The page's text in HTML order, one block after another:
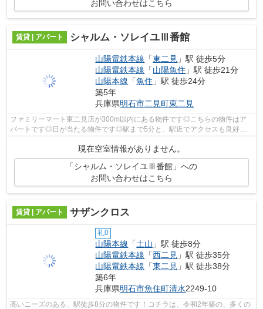
お問い合わせはこちら
賃貸 | アパート シャルム・ソレイユⅢ番館
山陽電鉄本線 「東二見 」駅 徒歩5分
山陽電鉄本線 「山陽魚住 」駅 徒歩21分
山陽本線 「魚住 」駅 徒歩24分
築5年
兵庫県明石市二見町東二見
ファミリーマート東二見店が300m以内にある物件です◎こちらの物件はア
パートです◎日が当たる物件です◎駅まで5分と、駅近でアクセスも良好な
現在空室情報がありません。
「シャルム・ソレイユⅢ番館」への
お問い合わせはこちら
賃貸 | アパート サザンクロス
礼0
山陽本線 「土山 」駅 徒歩8分
山陽電鉄本線 「西二見 」駅 徒歩35分
山陽電鉄本線 「東二見 」駅 徒歩38分
築6年
兵庫県明石市魚住町清水2249-10
高いニーズのある、駅徒歩8分の物件です！コチラは、令和2年築の、多くの